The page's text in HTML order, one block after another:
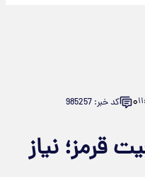
۰ کد خبر: 985257
قرمز؛ نیاز